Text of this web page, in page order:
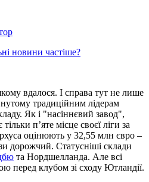
новини частіше?
вдалося. І справа тут не лише
традиційним лідерам
Як і "насіннєвий завод",
п’яте місце своєї ліги за
оцінюють у 32,55 млн євро –
дорожчий. Статусніші склади
та Нордшелланда. Але всі
перед клубом зі сходу Ютландії.